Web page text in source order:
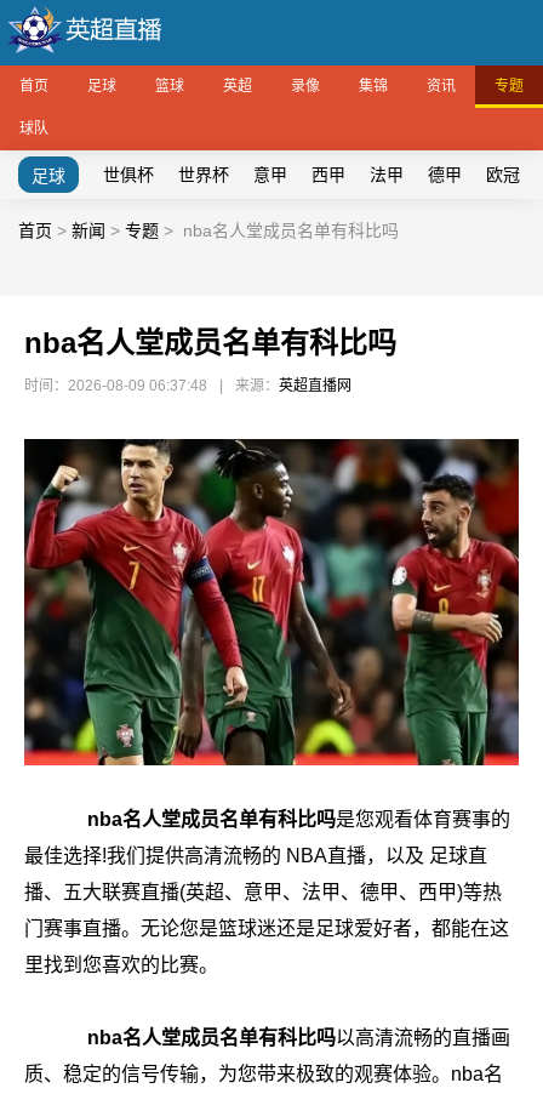
首页 足球 篮球 英超 录像 集锦 资讯 专题
球队
足球 世俱杯 世界杯 意甲 西甲 法甲 德甲 欧冠
首页 > 新闻 > 专题 > nba名人堂成员名单有科比吗
nba名人堂成员名单有科比吗
时间：2026-08-09 06:37:48 来源： 英超直播网
nba名人堂成员名单有科比吗是您观看体育赛事的
最佳选择!我们提供高清流畅的 NBA直播，以及 足球直
播、五大联赛直播(英超、意甲、法甲、德甲、西甲)等热
门赛事直播。无论您是篮球迷还是足球爱好者，都能在这
里找到您喜欢的比赛。
nba名人堂成员名单有科比吗以高清流畅的直播画
质、稳定的信号传输，为您带来极致的观赛体验。nba名